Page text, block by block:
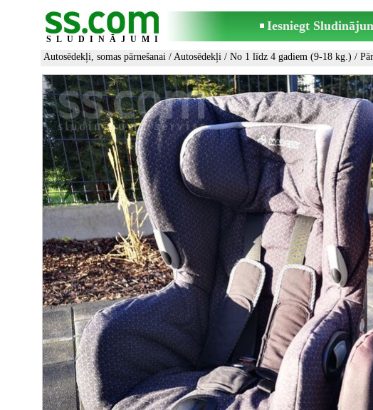
SLUDINĀJUMI
Iesniegt
Autosēdekļi, somas pārnešanai / Autosēdekļi / No 1 līdz 4 gadiem (9-18 kg.) /